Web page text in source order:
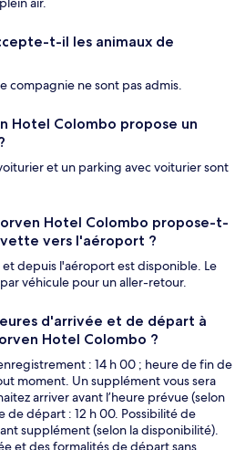
t-il les animaux de
compagnie ne sont pas admis.
Hotel Colombo propose un
et un parking avec voiturier sont
Hotel Colombo propose-t-
vers l'aéroport ?
depuis l'aéroport est disponible. Le
véhicule pour un aller-retour.
d'arrivée et de départ à
Hotel Colombo ?
: 14 h 00 ; heure de fin de
moment. Un supplément vous sera
arriver avant l’heure prévue (selon
de départ : 12 h 00. Possibilité de
supplément (selon la disponibilité).
et des formalités de départ sans